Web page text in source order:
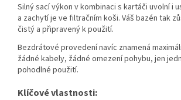
Silný sací výkon v kombinaci s kartáči uvolní i
a zachytí je ve filtračním koši. Váš bazén tak
čistý a připravený k použití.
Bezdrátové provedení navíc znamená
žádné kabely, žádné omezení pohybu, jen
pohodlné použití.
Klíčové vlastnosti: